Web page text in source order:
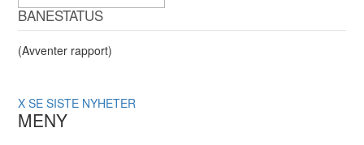
BANESTATUS
(Avventer rapport)
X SE SISTE NYHETER
MENY